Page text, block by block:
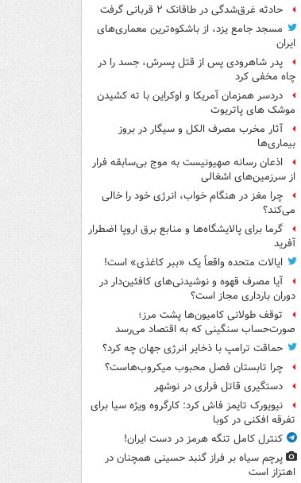
حادثه غرق‌شدگی در طاقانک ۲ قربانی گرفت
مسجد جامع یزد، از باشکوه‌ترین معماری‌های
ایران
پدر شاهرودی پس از قتل پسرش، جسد را در
چاه مخفی کرد
دردسر همزمان آمریکا و اوکراین با ته کشیدن
موشک های پاتریوت
آثار مخرب مصرف الکل و سیگار در بروز
بیماری‌ها
اذعان رسانه صهیونیست به موج بی‌سابقه فرار
از سرزمین‌های اشغالی
چرا مغز در هنگام خواب، انرژی خود را خالی
می‌کند؟
گرما برای پالایشگاه‌ها و منابع برق اروپا اضطرار
آفرید
ایالات متحده واقعاً یک «ببر کاغذی» است!
آیا مصرف قهوه و نوشیدنی‌های کافئین‌دار در
دوران بارداری مجاز است؟
توقف طولانی کامیون‌ها پشت مرز؛
صورت‌حساب سنگینی که به اقتصاد می‌رسد
حماقت ترامپ با ذخایر انرژی جهان چه کرد؟
چرا تابستان فصل محبوب میکروب‌هاست؟
دستگیری قاتل فراری در نوشهر
نیویورک تایمز فاش کرد: کارگروه ویژه سیا برای
تفرقه افکنی در کوبا
کنترل کامل تنگه هرمز در دست ایران!
پرچم سیاه بر فراز گنبد حسینی همچنان در
اهتزاز است